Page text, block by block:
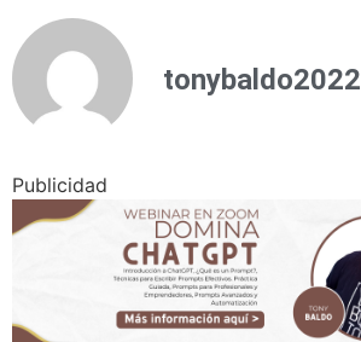
tonybaldo2022
Publicidad